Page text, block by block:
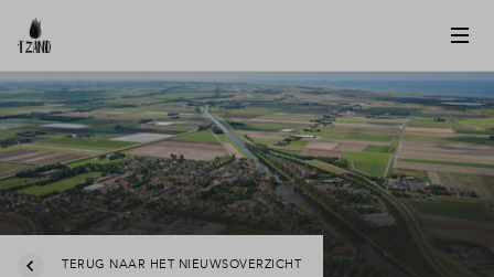
TERUG NAAR HET NIEUWSOVERZICHT